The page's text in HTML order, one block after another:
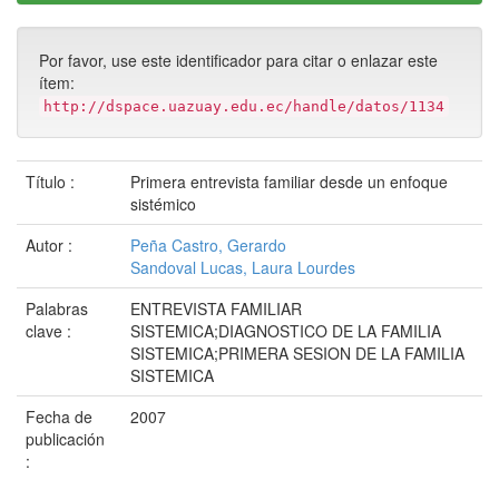
Por favor, use este identificador para citar o enlazar este
ítem:
http://dspace.uazuay.edu.ec/handle/datos/1134
Título :
Primera entrevista familiar desde un enfoque
sistémico
Autor :
Peña Castro, Gerardo
Sandoval Lucas, Laura Lourdes
Palabras
clave :
ENTREVISTA FAMILIAR
SISTEMICA;DIAGNOSTICO DE LA FAMILIA
SISTEMICA;PRIMERA SESION DE LA FAMILIA
SISTEMICA
Fecha de
publicación
:
2007